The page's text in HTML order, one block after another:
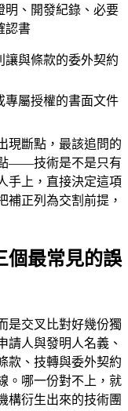
明、開發紀錄、必要
認書
讓與條款的委外契約
專屬授權的書面文件
現斷點，最該追問的
——技術是不是只有
手上，直接決定這項
補正列為交割前提，
個最常見的誤
是交叉比對好幾份獨
請人與發明人名義、
款、技轉與委外契約
。哪一份對不上，就
構衍生出來的技術團